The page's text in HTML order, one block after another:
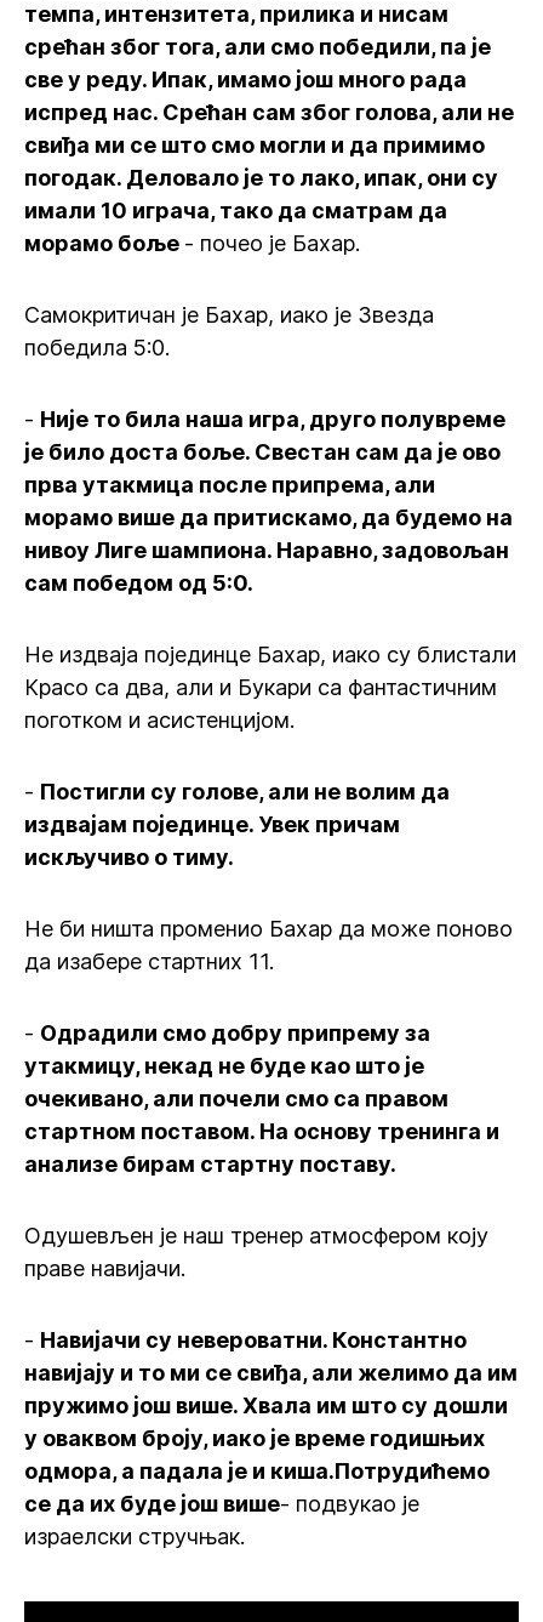
темпа, интензитета, прилика и нисам
срећан због тога, али смо победили, па је
све у реду. Ипак, имамо још много рада
испред нас. Срећан сам због голова, али не
свиђа ми се што смо могли и да примимо
погодак. Деловало је то лако, ипак, они су
имали 10 играча, тако да сматрам да
морамо боље - почео је Бахар.
Самокритичан је Бахар, иако је Звезда
победила 5:0.
- Није то била наша игра, друго полувреме
је било доста боље. Свестан сам да је ово
прва утакмица после припрема, али
морамо више да притискамо, да будемо на
нивоу Лиге шампиона. Наравно, задовољан
сам победом од 5:0.
Не издваја појединце Бахар, иако су блистали
Красо са два, али и Букари са фантастичним
поготком и асистенцијом.
- Постигли су голове, али не волим да
издвајам појединце. Увек причам
искључиво о тиму.
Не би ништа променио Бахар да може поново
да изабере стартних 11.
- Одрадили смо добру припрему за
утакмицу, некад не буде као што је
очекивано, али почели смо са правом
стартном поставом. На основу тренинга и
анализе бирам стартну поставу.
Одушевљен је наш тренер атмосфером коју
праве навијачи.
- Навијачи су невероватни. Константно
навијају и то ми се свиђа, али желимо да им
пружимо још више. Хвала им што су дошли
у оваквом броју, иако је време годишњих
одмора, а падала је и киша.Потрудићемо
се да их буде још више- подвукао је
израелски стручњак.